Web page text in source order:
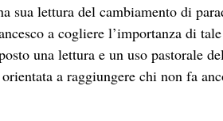
sua lettura del cambiamento di
a cogliere l’importanza di tale
una lettura e un uso pastorale
a raggiungere chi non fa